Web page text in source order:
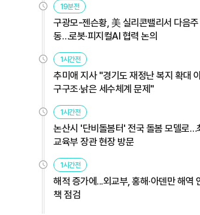
19분전
구광모-젠슨황, 美 실리콘밸리서 다음주
동…로봇·피지컬AI 협력 논의
1시간전
추미애 지사 "경기도 재정난 복지 확대
구구조·낡은 세수체계 문제"
1시간전
논산시 '단비돌봄터' 전국 돌봄 모델로…
교육부 장관 현장 방문
1시간전
해적 증가에...외교부, 홍해·아덴만 해역
책 점검